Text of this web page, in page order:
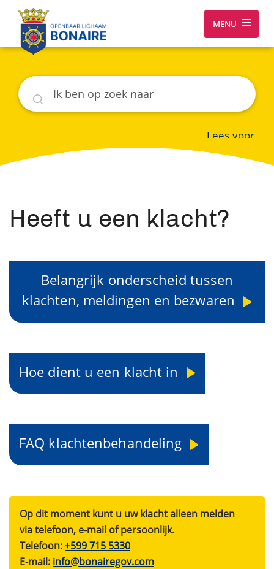
MENU
Zoeken
Lees voor
Heeft u een klacht?
Op dit moment kunt u uw klacht alleen melden
via telefoon, e-mail of persoonlijk.
Telefoon:+599 715 5330
E-mail: info@bonairegov.com
Belangrijk onderscheid tussen
klachten, meldingen en bezwaren
Hoe dient u een klacht in
FAQ klachtenbehandeling